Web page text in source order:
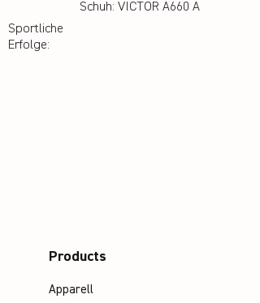
Sportliche
Erfolge:
Schuh: VICTOR A660 A
Apparell
Products